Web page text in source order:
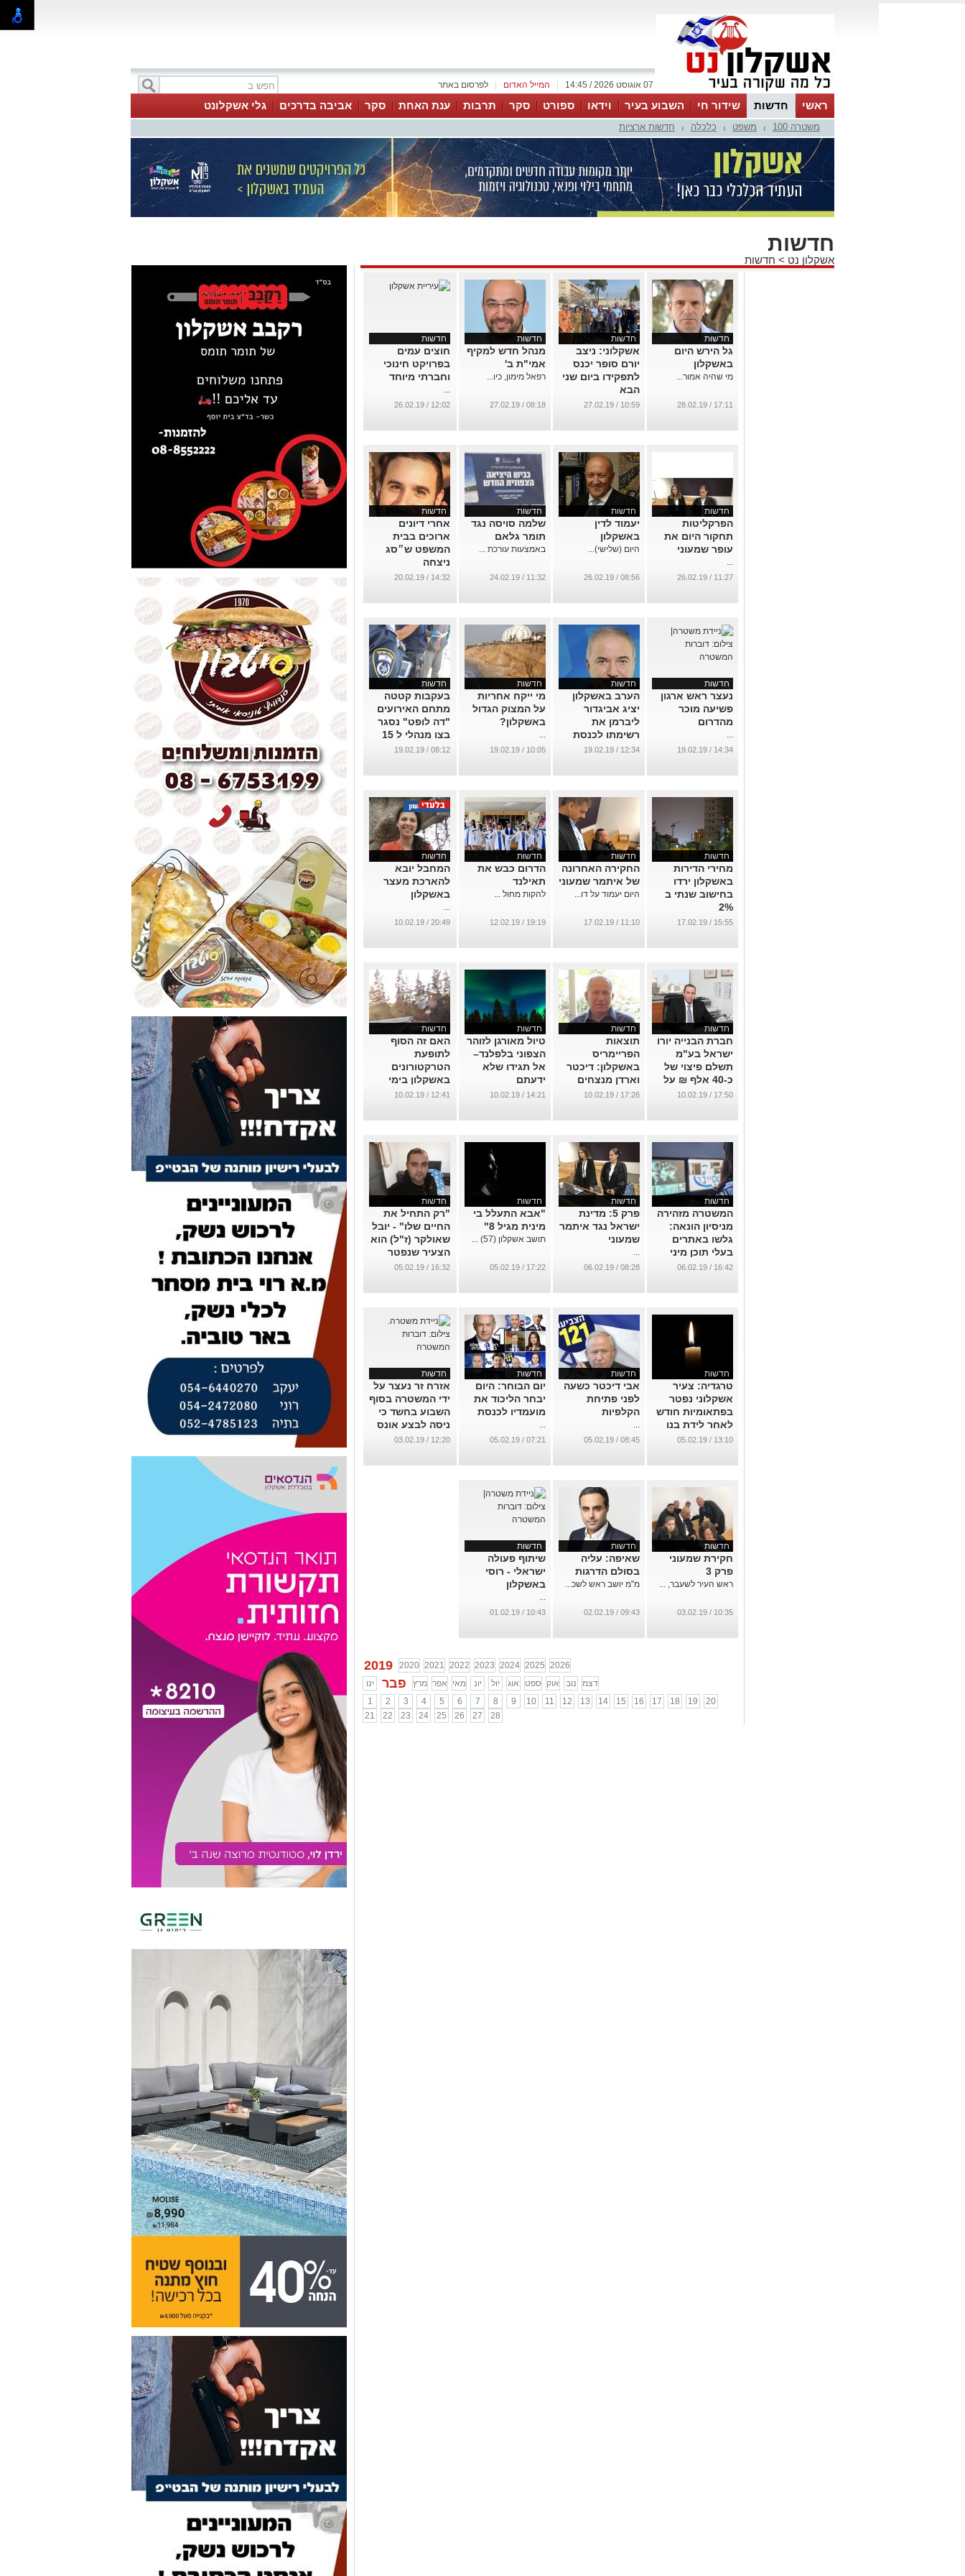
לפרסום באתר המייל האדום 07 אוגוסט 2026 / 14:45
ראשי חדשות שידור חי השבוע בעיר וידאו ספורט סקר תרבות ענת האחת סקר אביבה בדרכים גלי אשקלונט
משטרה 100 משפט כלכלה חדשות ארציות
חדשות
אשקלון נט > חדשות
חדשות
גל הירש היום
באשקלון
מי שהיה אמור...
17:11 / 28.02.19
חדשות
אשקלוני: ניצב
יורם סופר יכנס
לתפקידו ביום שני
הבא
...
10:59 / 27.02.19
חדשות
מנהל חדש למקיף
אמי"ת ב'
רפאל מימון, כיו...
08:18 / 27.02.19
חדשות
חוצים עמים
בפרויקט חינוכי
וחברתי מיוחד
...
12:02 / 26.02.19
חדשות
הפרקליטות
תחקור היום את
עופר שמעוני
...
11:27 / 26.02.19
חדשות
יעמוד לדין
באשקלון
היום (שלישי)...
08:56 / 26.02.19
חדשות
שלמה סויסה נגד
תומר גלאם
באמצעות עורכת ...
11:32 / 24.02.19
חדשות
אחרי דיונים
ארוכים בבית
המשפט ש״סג
ניצחה
...
14:32 / 20.02.19
חדשות
נעצר ראש ארגון
פשיעה מוכר
מהדרום
...
14:34 / 19.02.19
חדשות
הערב באשקלון
יציג אביגדור
ליברמן את
רשימתו לכנסת
...
12:34 / 19.02.19
חדשות
מי ייקח אחריות
על המצוק הגדול
באשקלון?
...
10:05 / 19.02.19
חדשות
בעקבות קטטה
מתחם האירועים
"דה לופט" נסגר
בצו מנהלי ל 15
ימים
08:12 / 19.02.19
חדשות
מחירי הדירות
באשקלון ירדו
בחישוב שנתי ב
2%
...
15:55 / 17.02.19
חדשות
החקירה האחרונה
של איתמר שמעוני
היום יעמוד על דו...
11:10 / 17.02.19
חדשות
הדרום כבש את
תאילנד
להקות מחול ...
19:19 / 12.02.19
חדשות
המחבל יובא
להארכת מעצר
באשקלון
...
20:49 / 10.02.19
חדשות
חברת הבנייה יורו
ישראל בע"מ
תשלם פיצוי של
כ-40 אלף ₪ על
איחור במסירת
...
17:50 / 10.02.19
חדשות
תוצאות
הפריימריס
באשקלון: דיכטר
וארדן מנצחים
...
17:26 / 10.02.19
חדשות
טיול מאורגן לזוהר
הצפוני בלפלנד–
אל תגידו שלא
ידעתם
...
14:21 / 10.02.19
חדשות
האם זה הסוף
לתופעת
הטרקטורונים
באשקלון בימי
שישי?
12:41 / 10.02.19
חדשות
המשטרה מזהירה
מניסיון הונאה:
גלשו באתרים
בעלי תוכן מיני
ונפלו קורבן לניסיון
...
16:42 / 06.02.19
חדשות
פרק 5: מדינת
ישראל נגד איתמר
שמעוני
...
08:28 / 06.02.19
חדשות
"אבא התעלל בי
מינית מגיל 8"
תושב אשקלון (57) ...
17:22 / 05.02.19
חדשות
"רק התחיל את
החיים שלו" - יובל
שאולקר (ז"ל) הוא
הצעיר שנפטר
הלילה בפתאומיות
16:32 / 05.02.19
חדשות
טרגדיה: צעיר
אשקלוני נפטר
בפתאומיות חודש
לאחר לידת בנו
...
13:10 / 05.02.19
חדשות
אבי דיכטר כשעה
לפני פתיחת
הקלפיות
...
08:45 / 05.02.19
חדשות
יום הבוחר: היום
יבחר הליכוד את
מועמדיו לכנסת
...
07:21 / 05.02.19
חדשות
אזרח זר נעצר על
ידי המשטרה בסוף
השבוע בחשד כי
ניסה לבצע אונס
בעוברת אורח בה
...
12:20 / 03.02.19
חדשות
חקירת שמעוני
פרק 3
ראש העיר לשעבר, ...
10:35 / 03.02.19
חדשות
שאיפה: עליה
בסולם הדרגות
מ"מ יושב ראש לשכ...
09:43 / 02.02.19
חדשות
שיתוף פעולה
ישראלי - רוסי
באשקלון
...
10:43 / 01.02.19
2019 2020 2021 2022 2023 2024 2025 2026
ינו
פבר מרץ אפר מאי יונ יול אוג ספט אוק נוב
דצמ
1
2 3 4 5 6 7 8 9 10 11 12 13 14 15 16 17 18 19
20
21
22 23 24 25 26 27 28